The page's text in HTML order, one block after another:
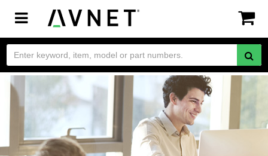
Toggle
navigation